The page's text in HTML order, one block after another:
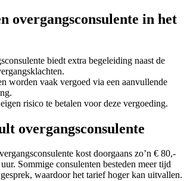
overgangsconsulente in het
biedt extra begeleiding naast de
worden vaak vergoed via een aanvullende
risico te betalen voor deze vergoeding.
overgangsconsulente
kost doorgaans zo’n € 80,-
Sommige consulenten besteden meer tijd
waardoor het tarief hoger kan uitvallen.